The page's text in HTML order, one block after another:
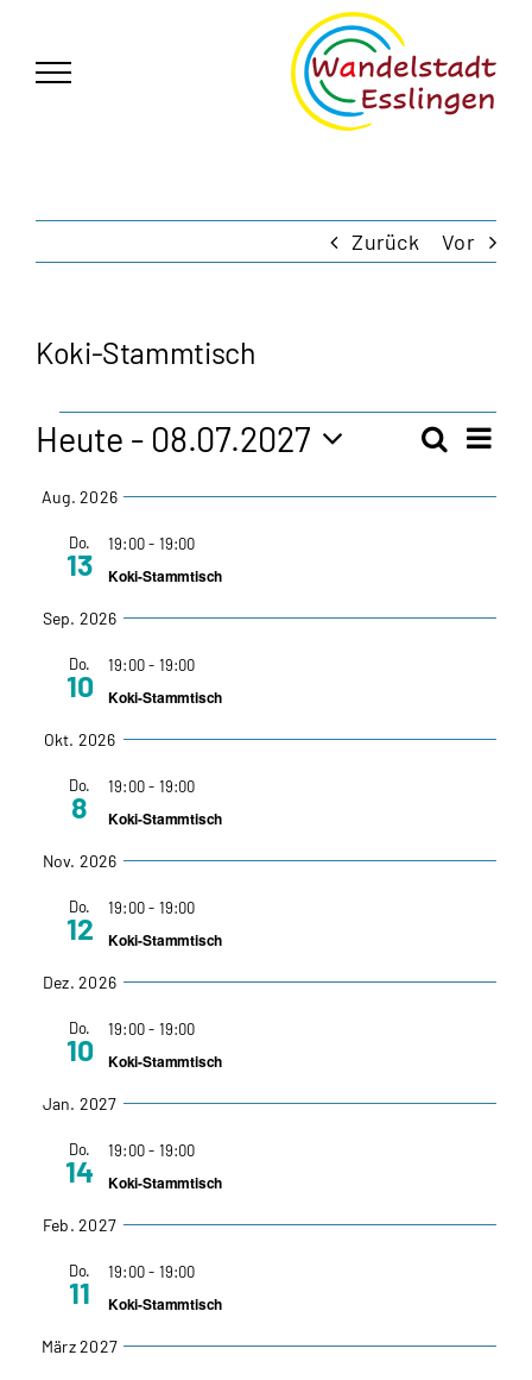
springen
Zurück Vor
Koki-Stammtisch
Veranstaltungen Suche
Heute - 08.07.2027
auswählen.
Aug. 2026
Do.
13
19:00- 19:00
Koki-Stammtisch
Sep. 2026
Do.
10
19:00- 19:00
Koki-Stammtisch
Okt. 2026
Do.
8
19:00- 19:00
Koki-Stammtisch
Nov. 2026
Do.
12
19:00- 19:00
Koki-Stammtisch
Dez. 2026
Do.
10
19:00- 19:00
Koki-Stammtisch
Jan. 2027
Do.
14
19:00- 19:00
Koki-Stammtisch
Feb. 2027
Do.
11
19:00- 19:00
Koki-Stammtisch
März 2027